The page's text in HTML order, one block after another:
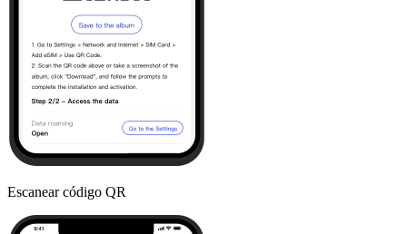
Escanear código QR